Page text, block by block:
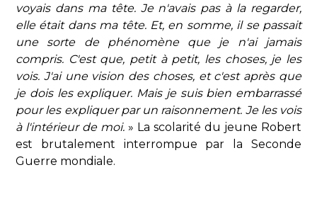
voyais dans ma tête. Je n'avais pas à la regarder,
elle était dans ma tête. Et, en somme, il se passait
une sorte de phénomène que je n'ai jamais
compris. C'est que, petit à petit, les choses, je les
vois. J'ai une vision des choses, et c'est après que
je dois les expliquer. Mais je suis bien embarrassé
pour les expliquer par un raisonnement. Je les vois
à l'intérieur de moi. » La scolarité du jeune Robert
est brutalement interrompue par la Seconde
Guerre mondiale.